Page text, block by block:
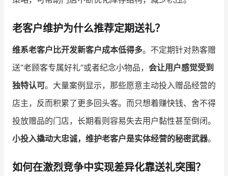
老客户维护为什么推荐定期送礼？
维系老客户比开发新客户成本低得多。不定期针对熟客赠
送“老顾客专属好礼”或者纪念小物品， 会让用户感觉受到
独特认可。大量案例显示，那些愿意主动投入赠品经营的
店主，反而积累了更多回头客。而只想着赚快钱、舍不得
投放赠品的门店，长期看则容易失去用户黏性甚至倒闭。
小投入撬动大忠诚，维护老客户是实体经营的秘密武器。
如何在激烈竞争中实现差异化靠送礼突围？